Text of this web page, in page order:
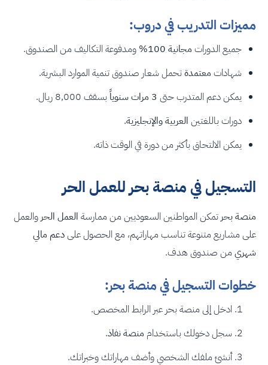
مميزات التدريب في دروب:
جميع الدورات مجانية 100%
ومدفوعة التكاليف من الصندوق.
شهادات معتمدةتحمل شعار صندوق تنمية الموارد البشرية.
يمكن دعم المتدرب حتى 3 مرات سنوياً
بسقف 8,000 ريال.
دورات باللغتين العربية والإنجليزية.
يمكن الالتحاق بأكثر من دورة في الوقت ذاته.
التسجيل في منصة بحر للعمل الحر
منصة بحر تمكن المواطنين السعوديين من ممارسة العمل الحر والعمل
على مشاريع متنوعة تناسب مهاراتهم، مع الحصول علىدعم مالي
شهري من صندوق هدف.
خطوات التسجيل في منصة بحر:
ادخل إلى منصة بحر عبر الرابط المخصص.
سجل دخولك باستخدام منصة نفاذ.
أنشئ ملفك الشخصي وأضف مهاراتك وخبراتك.